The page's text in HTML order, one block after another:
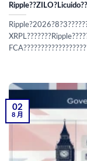
02
8 月